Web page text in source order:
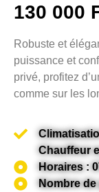
130 000
Robuste et
puissance et
privé, profitez
comme sur les
Chauffeur
Horaires :
Nombre